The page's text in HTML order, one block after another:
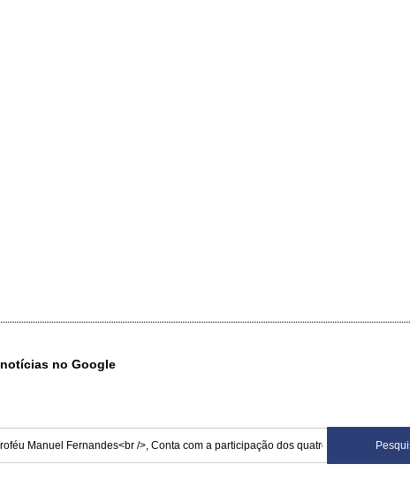
no Google